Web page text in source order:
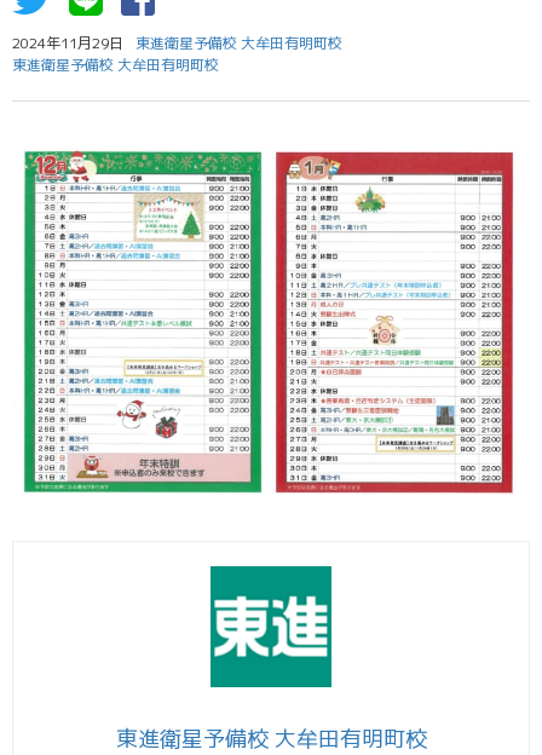
2024年11月29日
東進衛星予備校 大牟田有明町校
東進衛星予備校 大牟田有明町校
東進衛星予備校 大牟田有明町校